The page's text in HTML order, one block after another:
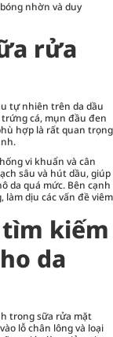
nhờn và duy
rửa
tự nhiên trên da dầu
cá, mụn đầu đen
hợp là rất quan trọng
vi khuẩn và cân
sâu và hút dầu, giúp
da quá mức. Bên cạnh
làm dịu các vấn đề viêm
tìm kiếm
da
trong sữa rửa mặt
lỗ chân lông và loại